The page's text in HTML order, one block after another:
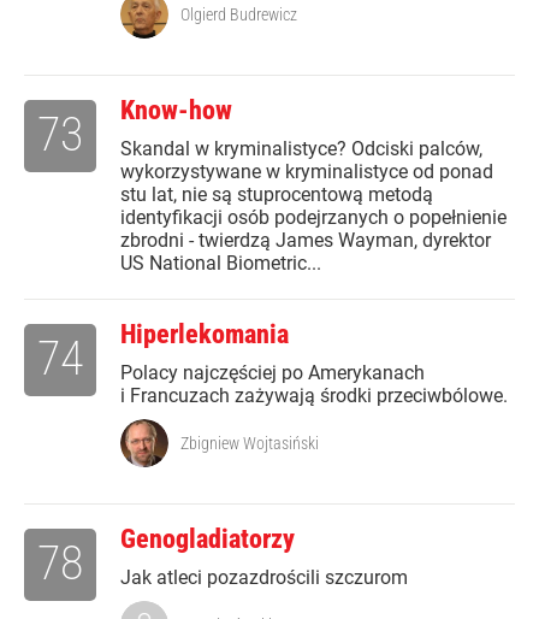
Olgierd Budrewicz
Know-how
Skandal w kryminalistyce? Odciski palców,
wykorzystywane w kryminalistyce od ponad
stu lat, nie są stuprocentową metodą
identyfikacji osób podejrzanych o popełnienie
zbrodni - twierdzą James Wayman, dyrektor
US National Biometric...
73
Hiperlekomania
Polacy najczęściej po Amerykanach
i Francuzach zażywają środki przeciwbólowe.
74
Zbigniew Wojtasiński
Genogladiatorzy
Jak atleci pozazdrościli szczurom
78